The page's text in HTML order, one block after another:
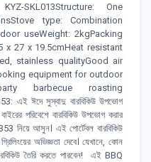
SKL013Structure: One
type: Combination
useWeight: 2kgPacking
x 27 x 19.5cmHeat resistant
stainless qualityGood air
equipment for outdoor
barbecue roasting
ঈদে সুস্বাদু বারবিকিউ উপভোগ
পরিবেশে বারবিকিউ উপভোগ করার
আসুন। এই পোর্টেবল বারবিকিউ
অভিজ্ঞতা দেবে। যেখানে, কোন
তৈরি করতে পারবেন! এই BBQ